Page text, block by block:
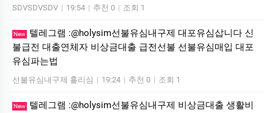
SDVSDVSDV | 19:54 | 추천 0 | 조회 1
New
텔레그램 :@holysim선불유심내구제 대포유심삽니다 신
불급전 대출연체자 비상금대출 급전선불 선불유심매입 대포
유심파는법
선불유심내구제 홀리심 | 19:24 | 추천 0 | 조회 1
New
텔레그램 :@holysim선불유심내구제 비상금대출 생활비